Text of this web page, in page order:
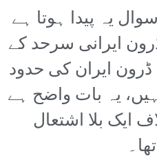
یہ پیدا ہوتا ہے
ایرانی سرحد کے
ڈرون ایران کی حدود
یہ بات واضح ہے
ایک بلا اشتعال